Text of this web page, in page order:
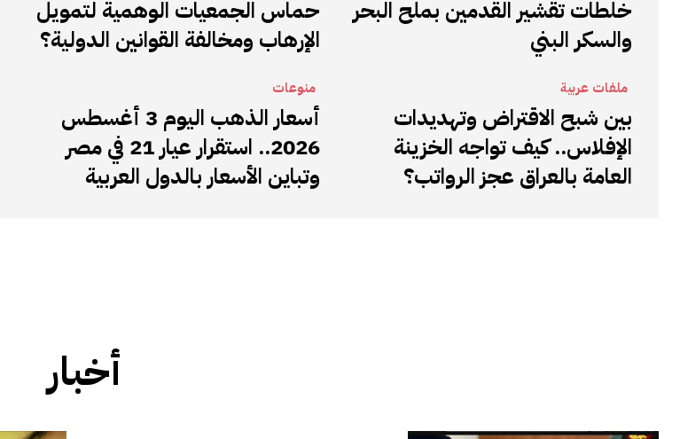
خلطات تقشير القدمين بملح البحر
والسكر البني
حماس الجمعيات الوهمية لتمويل
الإرهاب ومخالفة القوانين الدولية؟
ملفات عربية
بين شبح الاقتراض وتهديدات
الإفلاس.. كيف تواجه الخزينة
العامة بالعراق عجز الرواتب؟
منوعات
أسعار الذهب اليوم 3 أغسطس
2026.. استقرار عيار 21 في مصر
وتباين الأسعار بالدول العربية
أخبار